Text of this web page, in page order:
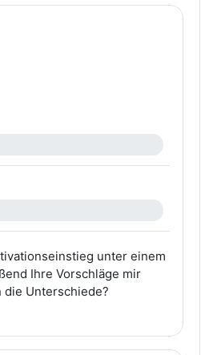
unter einem
Ihre Vorschläge mir
Unterschiede?